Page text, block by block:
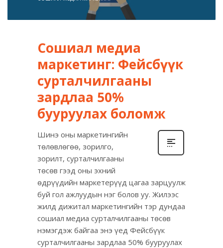
Сошиал медиа
маркетинг: Фейсбүүк
сурталчилгааны
зардлаа 50%
бууруулах боломж
Шинэ оны маркетингийн
төлөвлөгөө, зорилго,
зорилт, сурталчилгааны
төсөв гээд оны эхний
өдрүүдийн маркетерүүд цагаа зарцуулж
буй гол ажлуудын нэг болов уу. Жилээс
жилд дижитал маркетингийн тэр дундаа
сошиал медиа сурталчилгааны төсөв
нэмэгдэж байгаа энэ үед Фейсбүүк
сурталчилгааны зардлаа 50% бууруулах